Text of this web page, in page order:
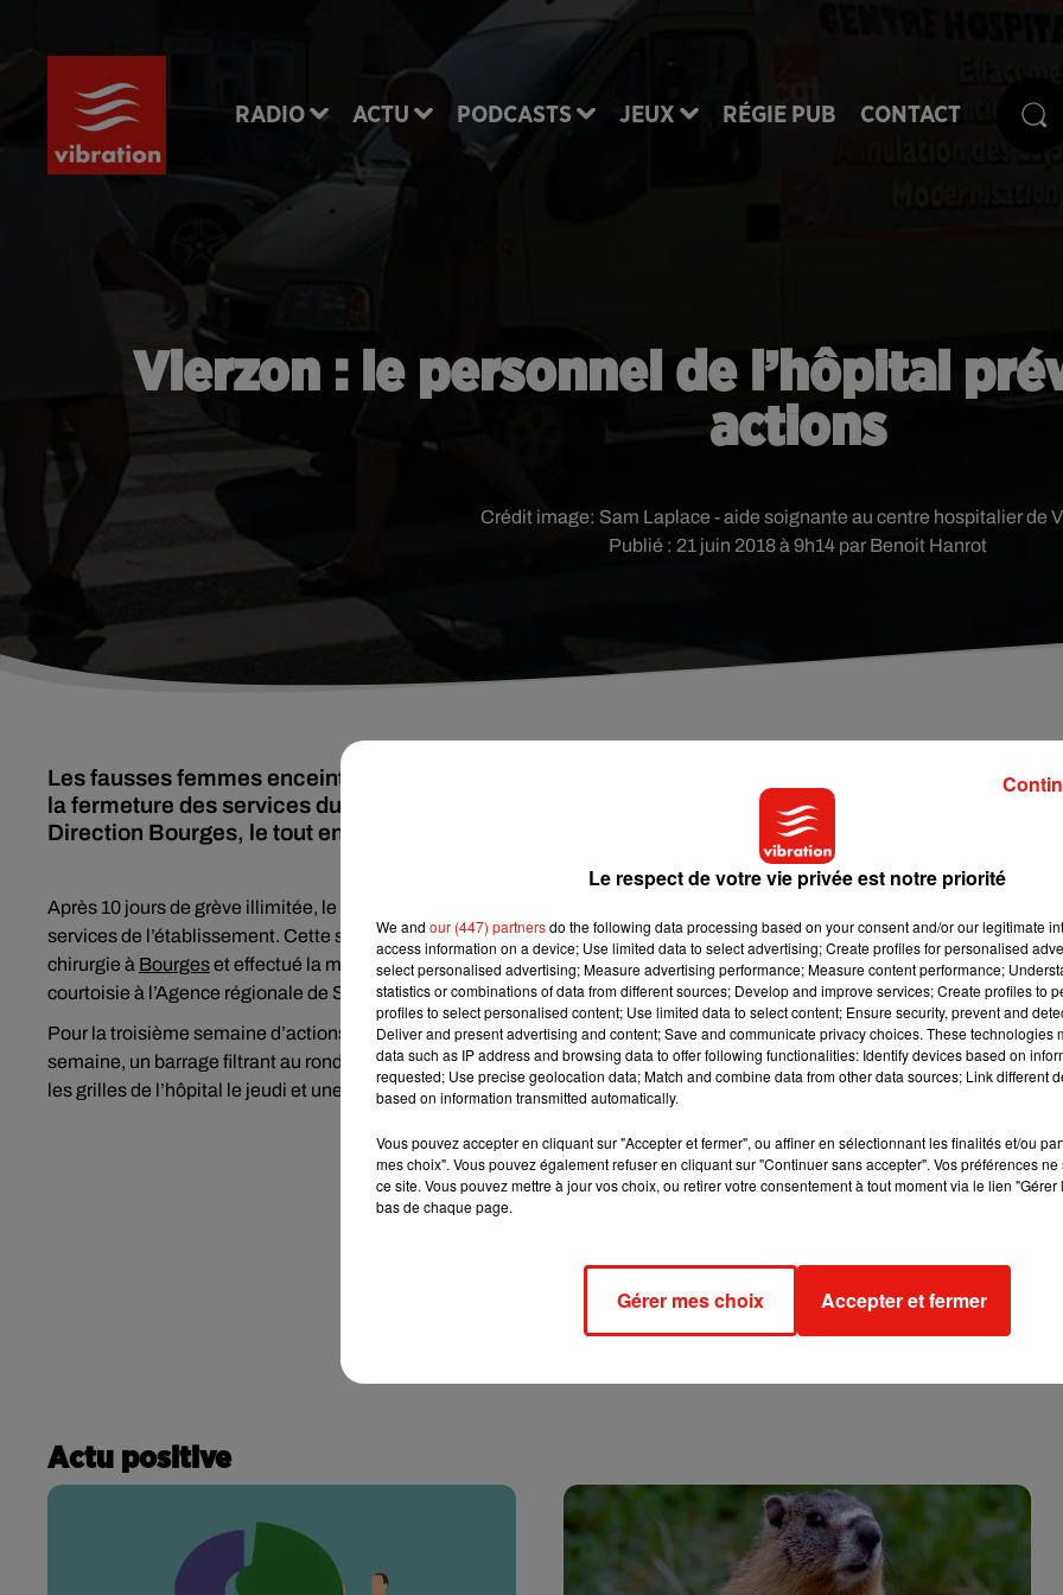
RADIO ACTU PODCASTS JEUX RÉGIE PUB CONTACT
Vierzon : le personnel de l’hôpital
actions
Publié : 21 juin 2018 à 9h14 par Benoit Hanrot
Crédit image: Sam Laplace - aide soignante au centre hospitalier de
Les fausses femmes enceintes ont repris la route ce matin dans le Cher. Le cortège qui s'oppose à
la fermeture des services du centre hospitalier de Vierzon est reparti de Mehun-sur-Yèvre à pied.
Direction Bourges, le tout encadré par la gendarmerie. Le personnel ne prévoit pas d'en rester là.
Après 10 jours de grève illimitée, le personnel de
services de l’établissement. Cette semaine, elles ont organisé un barrage filtrant, réalisé le brancardage d’un patient en
chirurgie à Bourgeset effectué la marche des fausses femmes enceintes. Demain, une délégation doit rendre une visite de
courtoisie à l’Agence régionale de Santé pour y déposer des pétitions.
Pour la troisième semaine d’actions, les grévistes prévoient : une distribution de bracelets de naissance à Vierzon toute la
semaine, un barrage filtrant au rond-point de la sous-préfecture le mercredi, un affichage de 65 portraits d’agents sacrifiés
les grilles de l’hôpital le jeudi et une rencontre avec la population sur le marché de la ville le samedi matin.
Actu positive
Le respect de votre vie privée est notre priorité
We and our (447) partnersdo the following data processing based on your consent and/or our legitimate
access information on a device; Use limited data to select advertising; Create profiles for personalised
select personalised advertising; Measure advertising performance; Measure content performance;
statistics or combinations of data from different sources; Develop and improve services; Create profiles to
profiles to select personalised content; Use limited data to select content; Ensure security, prevent and
Deliver and present advertising and content; Save and communicate privacy choices. These technologies
data such as IP address and browsing data to offer following functionalities: Identify devices based on
requested; Use precise geolocation data; Match and combine data from other data sources; Link different
based on information transmitted automatically.
Vous pouvez accepter en cliquant sur "Accepter et fermer", ou affiner en sélectionnant les finalités et/ou
mes choix". Vous pouvez également refuser en cliquant sur "Continuer sans accepter". Vos préférences
ce site. Vous pouvez mettre à jour vos choix, ou retirer votre consentement à tout moment via le lien
bas de chaque page.
Gérer mes choix Accepter et fermer